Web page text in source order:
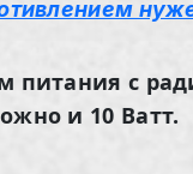
с
и 10 Ватт.